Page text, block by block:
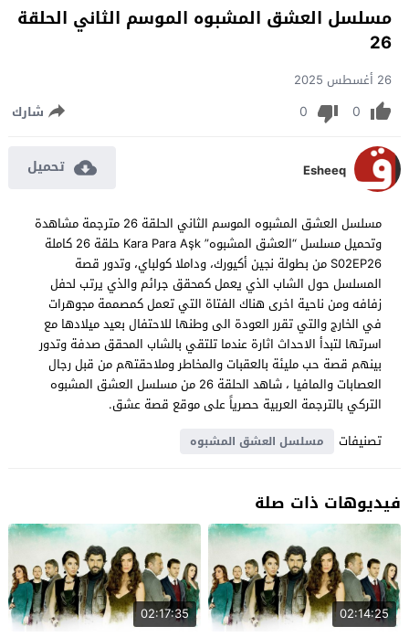
مسلسل العشق المشبوه الموسم الثاني الحلقة
26
26 أغسطس 2025
0
0 شارك
Esheeq تحميل
مسلسل العشق المشبوه الموسم الثاني الحلقة 26 مترجمة مشاهدة
وتحميل مسلسل “العشق المشبوه” Kara Para Aşk حلقة 26 كاملة
S02EP26 من بطولة نجين أكيورك، وداملا كولباي، وتدور قصة
المسلسل حول الشاب الذي يعمل كمحقق جرائم والذي يرتب لحفل
زفافه ومن ناحية اخرى هناك الفتاة التي تعمل كمصممة مجوهرات
في الخارج والتي تقرر العودة الى وطنها للاحتفال بعيد ميلادها مع
اسرتها لتبدأ الاحداث اثارة عندما تلتقي بالشاب المحقق صدفة وتدور
بينهم قصة حب مليئة بالعقبات والمخاطر وملاحقتهم من قبل رجال
العصابات والمافيا ، شاهد الحلقة 26 من مسلسل العشق المشبوه
التركي بالترجمة العربية حصرياً على موقع قصة عشق.
تصنيفات
مسلسل العشق المشبوه
فيديوهات ذات صلة
02:14:25
02:17:35